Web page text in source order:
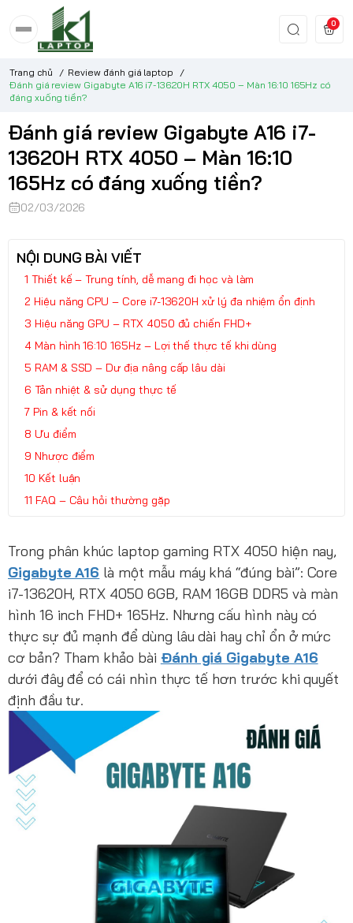
0
Trang chủ / Review đánh giá laptop
/
Đánh giá review Gigabyte A16 i7-13620H RTX 4050 – Màn 16:10 165Hz có
đáng xuống tiền?
Đánh giá review Gigabyte A16 i7-
13620H RTX 4050 – Màn 16:10
165Hz có đáng xuống tiền?
02/03/2026
NỘI DUNG BÀI VIẾT
Thiết kế – Trung tính, dễ mang đi học và làm
Hiệu năng CPU – Core i7-13620H xử lý đa nhiệm ổn định
Hiệu năng GPU – RTX 4050 đủ chiến FHD+
Màn hình 16:10 165Hz – Lợi thế thực tế khi dùng
RAM & SSD – Dư địa nâng cấp lâu dài
Tản nhiệt & sử dụng thực tế
Pin & kết nối
Ưu điểm
Nhược điểm
Kết luận
FAQ – Câu hỏi thường gặp
Trong phân khúc laptop gaming RTX 4050 hiện nay,
Gigabyte A16 là một mẫu máy khá “đúng bài”: Core
i7-13620H, RTX 4050 6GB, RAM 16GB DDR5 và màn
hình 16 inch FHD+ 165Hz. Nhưng cấu hình này có
thực sự đủ mạnh để dùng lâu dài hay chỉ ổn ở mức
cơ bản? Tham khảo bài Đánh giá Gigabyte A16
dưới đây để có cái nhìn thực tế hơn trước khi quyết
định đầu tư.